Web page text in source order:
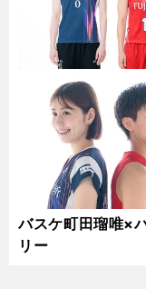
バスケ町田瑠唯×
リー